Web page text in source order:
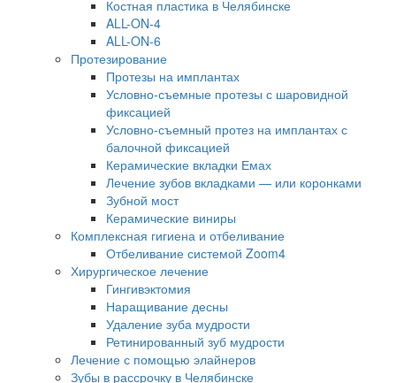
Костная пластика в Челябинске
ALL-ON-4
ALL-ON-6
Протезирование
Протезы на имплантах
Условно-съемные протезы с шаровидной
фиксацией
Условно-съемный протез на имплантах с
балочной фиксацией
Керамические вкладки Емах
Лечение зубов вкладками — или коронками
Зубной мост
Керамические виниры
Комплексная гигиена и отбеливание
Отбеливание системой Zoom4
Хирургическое лечение
Гингивэктомия
Наращивание десны
Удаление зуба мудрости
Ретинированный зуб мудрости
Лечение с помощью элайнеров
Зубы в рассрочку в Челябинске